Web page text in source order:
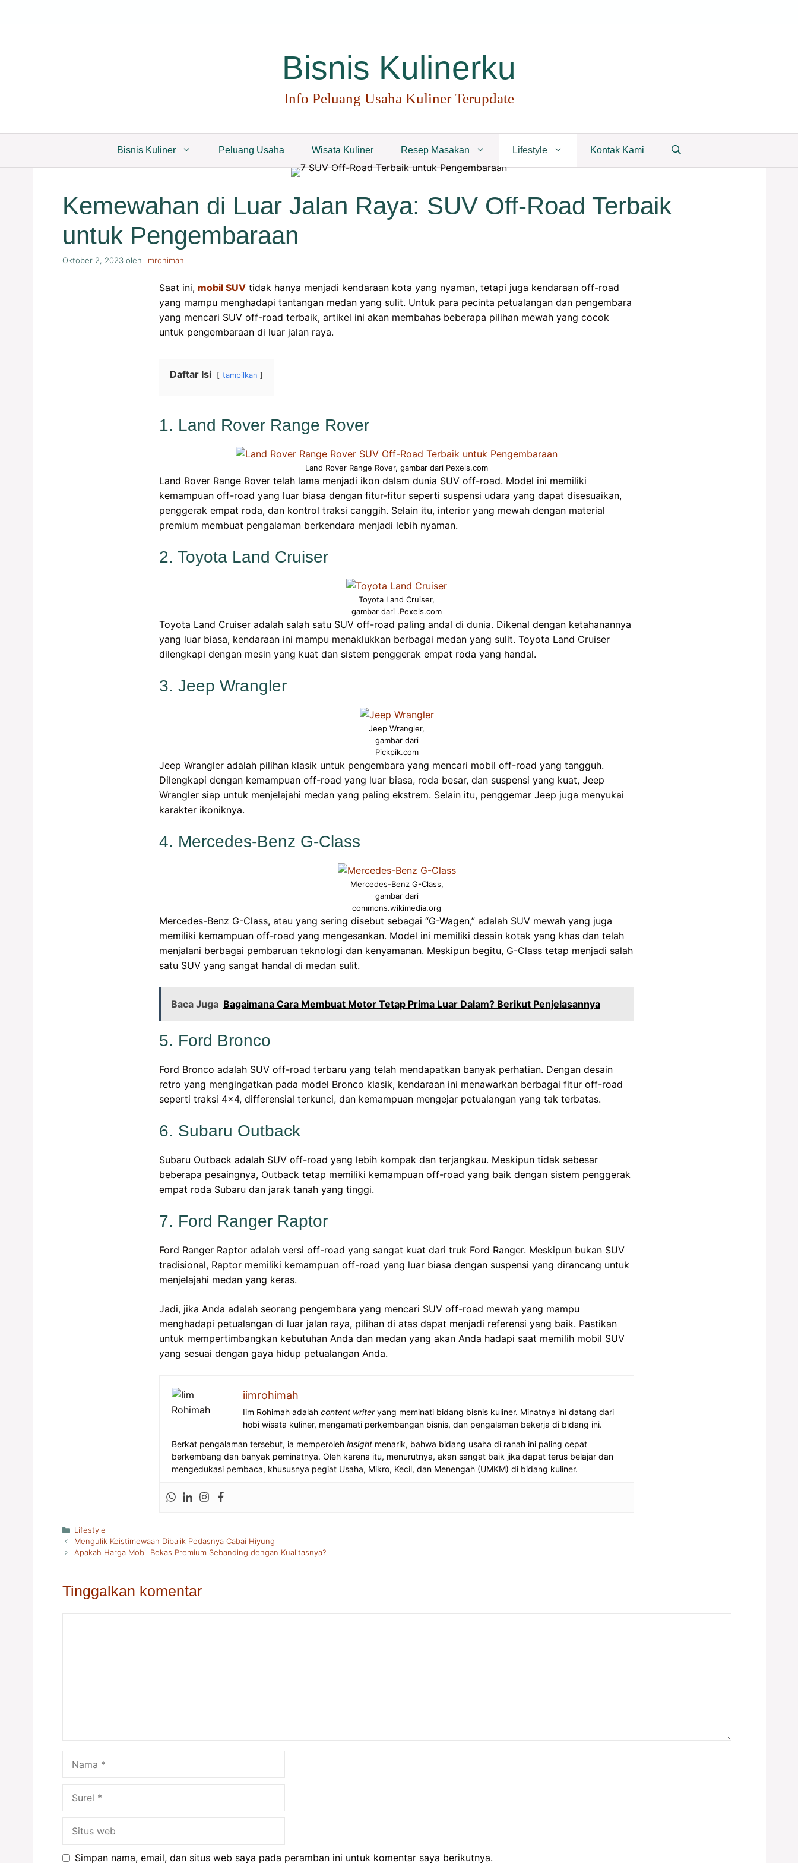
Bisnis Kulinerku
Info Peluang Usaha Kuliner Terupdate
Bisnis Kuliner Peluang Usaha Wisata Kuliner Resep Masakan Lifestyle Kontak Kami
Kemewahan di Luar Jalan Raya: SUV Off-Road Terbaik
untuk Pengembaraan
Oktober 2, 2023 oleh iimrohimah
Saat ini, mobil SUV tidak hanya menjadi kendaraan kota yang nyaman, tetapi juga kendaraan off-road
yang mampu menghadapi tantangan medan yang sulit. Untuk para pecinta petualangan dan pengembara
yang mencari SUV off-road terbaik, artikel ini akan membahas beberapa pilihan mewah yang cocok
untuk pengembaraan di luar jalan raya.
Daftar Isi tampilkan
1. Land Rover Range Rover
Land Rover Range Rover, gambar dari Pexels.com
Land Rover Range Rover telah lama menjadi ikon dalam dunia SUV off-road. Model ini memiliki
kemampuan off-road yang luar biasa dengan fitur-fitur seperti suspensi udara yang dapat disesuaikan,
penggerak empat roda, dan kontrol traksi canggih. Selain itu, interior yang mewah dengan material
premium membuat pengalaman berkendara menjadi lebih nyaman.
2. Toyota Land Cruiser
Toyota Land Cruiser,
gambar dari .Pexels.com
Toyota Land Cruiser adalah salah satu SUV off-road paling andal di dunia. Dikenal dengan ketahanannya
yang luar biasa, kendaraan ini mampu menaklukkan berbagai medan yang sulit. Toyota Land Cruiser
dilengkapi dengan mesin yang kuat dan sistem penggerak empat roda yang handal.
3. Jeep Wrangler
Jeep Wrangler,
gambar dari
Pickpik.com
Jeep Wrangler adalah pilihan klasik untuk pengembara yang mencari mobil off-road yang tangguh.
Dilengkapi dengan kemampuan off-road yang luar biasa, roda besar, dan suspensi yang kuat, Jeep
Wrangler siap untuk menjelajahi medan yang paling ekstrem. Selain itu, penggemar Jeep juga menyukai
karakter ikoniknya.
4. Mercedes-Benz G-Class
Mercedes-Benz G-Class,
gambar dari
commons.wikimedia.org
Mercedes-Benz G-Class, atau yang sering disebut sebagai “G-Wagen,” adalah SUV mewah yang juga
memiliki kemampuan off-road yang mengesankan. Model ini memiliki desain kotak yang khas dan telah
menjalani berbagai pembaruan teknologi dan kenyamanan. Meskipun begitu, G-Class tetap menjadi salah
satu SUV yang sangat handal di medan sulit.
Baca Juga Bagaimana Cara Membuat Motor Tetap Prima Luar Dalam? Berikut Penjelasannya
5. Ford Bronco
Ford Bronco adalah SUV off-road terbaru yang telah mendapatkan banyak perhatian. Dengan desain
retro yang mengingatkan pada model Bronco klasik, kendaraan ini menawarkan berbagai fitur off-road
seperti traksi 4×4, differensial terkunci, dan kemampuan mengejar petualangan yang tak terbatas.
6. Subaru Outback
Subaru Outback adalah SUV off-road yang lebih kompak dan terjangkau. Meskipun tidak sebesar
beberapa pesaingnya, Outback tetap memiliki kemampuan off-road yang baik dengan sistem penggerak
empat roda Subaru dan jarak tanah yang tinggi.
7. Ford Ranger Raptor
Ford Ranger Raptor adalah versi off-road yang sangat kuat dari truk Ford Ranger. Meskipun bukan SUV
tradisional, Raptor memiliki kemampuan off-road yang luar biasa dengan suspensi yang dirancang untuk
menjelajahi medan yang keras.
Jadi, jika Anda adalah seorang pengembara yang mencari SUV off-road mewah yang mampu
menghadapi petualangan di luar jalan raya, pilihan di atas dapat menjadi referensi yang baik. Pastikan
untuk mempertimbangkan kebutuhan Anda dan medan yang akan Anda hadapi saat memilih mobil SUV
yang sesuai dengan gaya hidup petualangan Anda.
iimrohimah
Iim Rohimah adalah content writeryang meminati bidang bisnis kuliner. Minatnya ini datang dari
hobi wisata kuliner, mengamati perkembangan bisnis, dan pengalaman bekerja di bidang ini.
Berkat pengalaman tersebut, ia memperoleh insight menarik, bahwa bidang usaha di ranah ini paling cepat
berkembang dan banyak peminatnya. Oleh karena itu, menurutnya, akan sangat baik jika dapat terus belajar dan
mengedukasi pembaca, khususnya pegiat Usaha, Mikro, Kecil, dan Menengah (UMKM) di bidang kuliner.
Kategori
Lifestyle
Mengulik Keistimewaan Dibalik Pedasnya Cabai Hiyung
Apakah Harga Mobil Bekas Premium Sebanding dengan Kualitasnya?
Tinggalkan komentar
Simpan nama, email, dan situs web saya pada peramban ini untuk komentar saya berikutnya.